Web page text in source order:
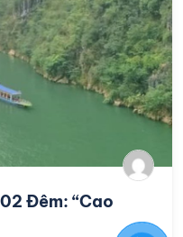
Đêm: “Cao